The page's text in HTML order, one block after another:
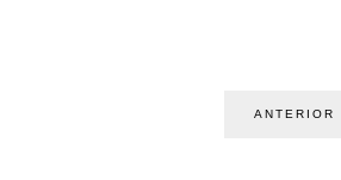
ANTERIOR